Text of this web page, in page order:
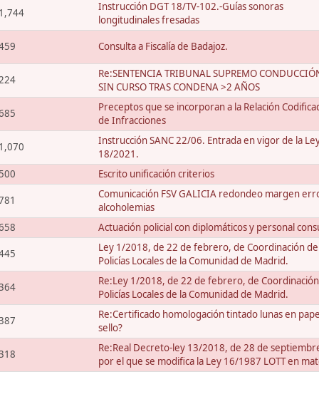
Instrucción DGT 18/TV-102.-Guías sonoras
longitudinales fresadas
Consulta a Fiscalía de Badajoz.
Re:SENTENCIA TRIBUNAL SUPREMO
SIN CURSO TRAS CONDENA >2 AÑOS
Preceptos que se incorporan a la Relación
de Infracciones
Instrucción SANC 22/06. Entrada en vigor de la
18/2021.
Escrito unificación criterios
Comunicación FSV GALICIA redondeo margen
alcoholemias
Actuación policial con diplomáticos y personal
Ley 1/2018, de 22 de febrero, de Coordinación de
Policías Locales de la Comunidad de Madrid.
Re:Ley 1/2018, de 22 de febrero, de
Policías Locales de la Comunidad de Madrid.
Re:Certificado homologación tintado lunas en
sello?
Re:Real Decreto-ley 13/2018, de 28 de
por el que se modifica la Ley 16/1987 LOTT en